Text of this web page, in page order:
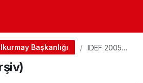
Başkanlığı
IDEF 2005